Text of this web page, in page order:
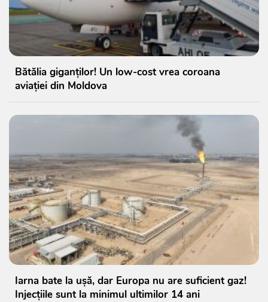
Bătălia giganților! Un low-cost vrea coroana
aviației din Moldova
Iarna bate la ușă, dar Europa nu are suficient gaz!
Injecțiile sunt la minimul ultimilor 14 ani